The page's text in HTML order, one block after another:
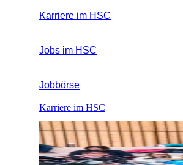
Karriere im HSC
Jobs im HSC
Jobbörse
Karriere im HSC